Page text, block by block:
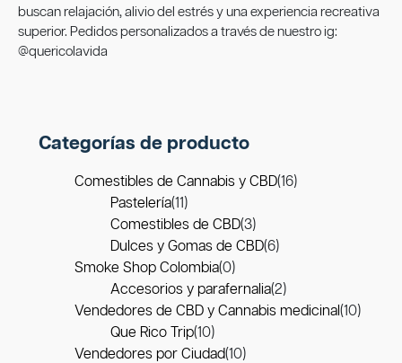
buscan relajación, alivio del estrés y una experiencia recreativa
superior. Pedidos personalizados a través de nuestro ig:
@quericolavida
Categorías de producto
Comestibles de Cannabis y CBD(16)
Pastelería(11)
Comestibles de CBD(3)
Dulces y Gomas de CBD(6)
Smoke Shop Colombia(0)
Accesorios y parafernalia(2)
Vendedores de CBD y Cannabis medicinal(10)
Que Rico Trip(10)
Vendedores por Ciudad(10)